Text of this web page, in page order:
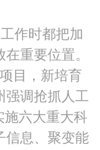
作时都把加
重要位置。
目，新培育
强调抢抓人工
施六大重大科
信息、聚变能